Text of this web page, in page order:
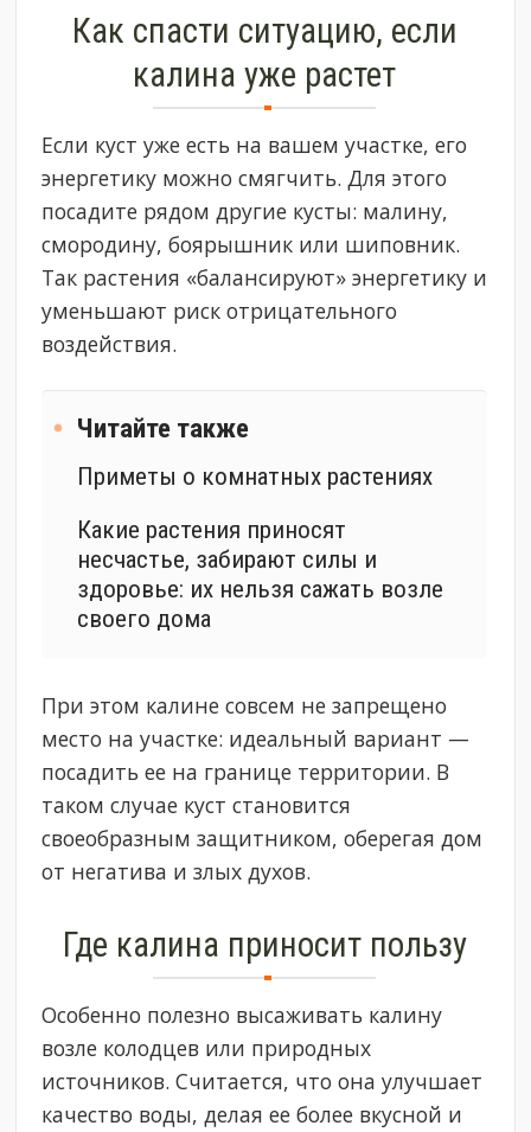
Как спасти ситуацию, если
калина уже растет
Если куст уже есть на вашем участке, его
энергетику можно смягчить. Для этого
посадите рядом другие кусты: малину,
смородину, боярышник или шиповник.
Так растения «балансируют» энергетику и
уменьшают риск отрицательного
воздействия.
Читайте также
Приметы о комнатных растениях
Какие растения приносят
несчастье, забирают силы и
здоровье: их нельзя сажать возле
своего дома
При этом калине совсем не запрещено
место на участке: идеальный вариант —
посадить ее на границе территории. В
таком случае куст становится
своеобразным защитником, оберегая дом
от негатива и злых духов.
Где калина приносит пользу
Особенно полезно высаживать калину
возле колодцев или природных
источников. Считается, что она улучшает
качество воды, делая ее более вкусной и